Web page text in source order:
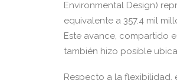
Environmental Design)
equivalente a 357.4 mil
Este avance, compartido
también hizo posible
Respecto a la flexibilidad,